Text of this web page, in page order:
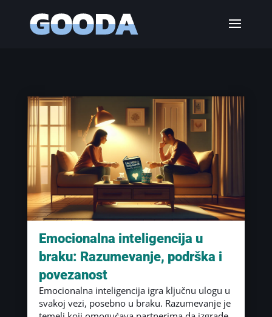
Emocionalna inteligencija u
braku: Razumevanje, podrška i
povezanost
Emocionalna inteligencija igra ključnu ulogu u
svakoj vezi, posebno u braku. Razumevanje je